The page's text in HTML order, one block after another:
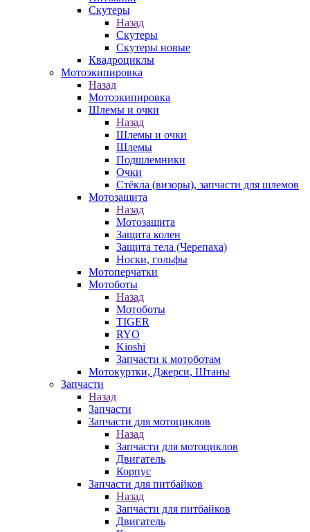
Скутеры
Назад
Скутеры
Скутеры новые
Квадроциклы
Мотоэкипировка
Назад
Мотоэкипировка
Шлемы и очки
Назад
Шлемы и очки
Шлемы
Подшлемники
Очки
Стёкла (визоры), запчасти для шлемов
Мотозащита
Назад
Мотозащита
Защита колен
Защита тела (Черепаха)
Носки, гольфы
Мотоперчатки
Мотоботы
Назад
Мотоботы
TIGER
RYO
Kioshi
Запчасти к мотоботам
Мотокуртки, Джерси, Штаны
Запчасти
Назад
Запчасти
Запчасти для мотоциклов
Назад
Запчасти для мотоциклов
Двигатель
Корпус
Запчасти для питбайков
Назад
Запчасти для питбайков
Двигатель